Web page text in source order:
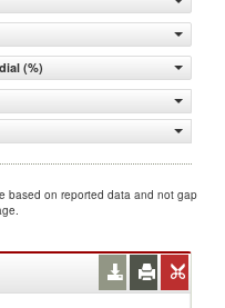
(%)
based on reported data and not gap